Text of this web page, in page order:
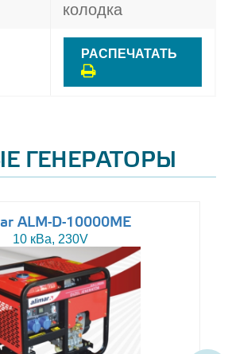
колодка
РАСПЕЧАТАТЬ
ГЕНЕРАТОРЫ
ALM-D-10000ME
10 кВа, 230V